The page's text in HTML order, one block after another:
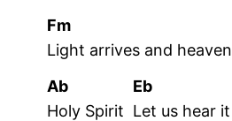
Fm
Light arrives and heaven
Ab
Holy Spirit
Eb
Let us hear it